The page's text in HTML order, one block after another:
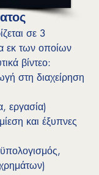
σε 3
εκ των οποίων
βίντεο:
στη διαχείρηση
εργασία)
και έξυπνες